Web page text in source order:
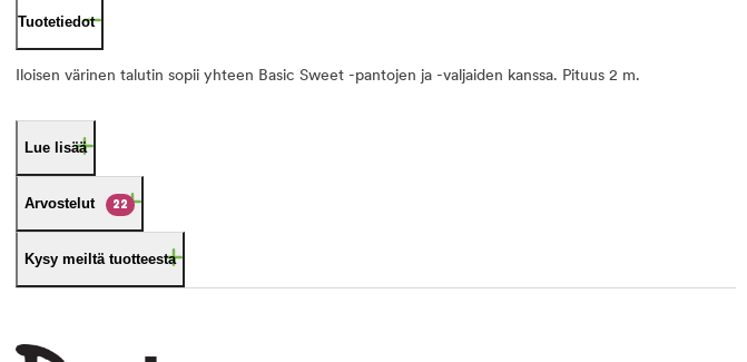
Tuotetiedot
Iloisen värinen talutin sopii yhteen Basic Sweet -pantojen ja -valjaiden kanssa. Pituus 2 m.
Lue lisää
Arvostelut 22
Kysy meiltä tuotteesta